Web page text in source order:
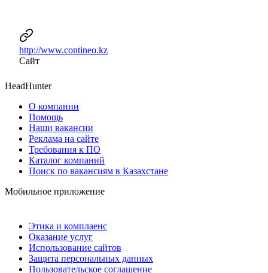
http://www.contineo.kz
Сайт
HeadHunter
О компании
Помощь
Наши вакансии
Реклама на сайте
Требования к ПО
Каталог компаний
Поиск по вакансиям в Казахстане
Мобильное приложение
Этика и комплаенс
Оказание услуг
Использование сайтов
Защита персональных данных
Пользовательское соглашение